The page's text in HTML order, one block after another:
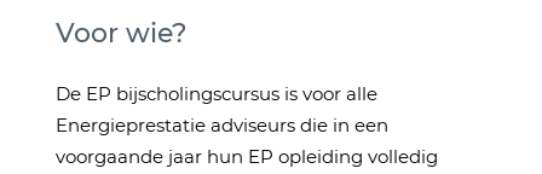
Voor wie?
De EP bijscholingscursus is voor alle
Energieprestatie adviseurs die in een
voorgaande jaar hun EP opleiding volledig